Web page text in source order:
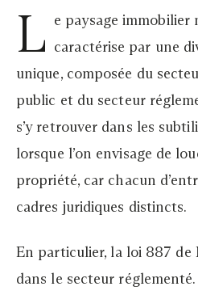
L e paysage immobilier
caractérise par une
unique, composée du
public et du secteur
s’y retrouver dans les
lorsque l’on envisage de
propriété, car chacun
cadres juridiques distincts.
En particulier, la loi 887 de
dans le secteur